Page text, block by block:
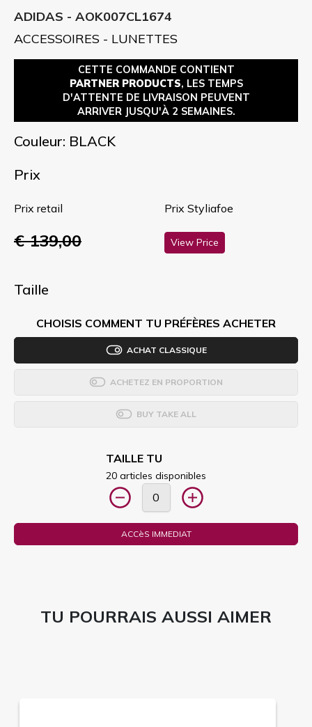
ADIDAS - AOK007CL1674
ACCESSOIRES - LUNETTES
CETTE COMMANDE CONTIENT
PARTNER PRODUCTS, LES TEMPS
D'ATTENTE DE LIVRAISON PEUVENT
ARRIVER JUSQU'À 2 SEMAINES.
Couleur: BLACK
Prix
Prix retail
€ 139,00
Prix Styliafoe
View Price
Taille
CHOISIS COMMENT TU PRÉFÈRES ACHETER
ACHAT CLASSIQUE
ACHETEZ EN PROPORTION
BUY TAKE ALL
TAILLE TU
20 articles disponibles
ACCèS IMMEDIAT
TU POURRAIS AUSSI AIMER